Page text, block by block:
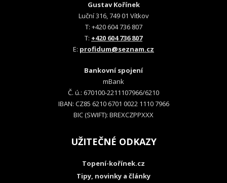
Gustav Kořínek
Luční 316, 749 01 Vítkov
T: +420 604 736 807
T: +420 604 736 807
E: profidum@seznam.cz
Bankovní spojení
mBank
Č. ú.: 670100-2211107966/6210
IBAN: CZ85 6210 6701 0022 1110 7966
BIC (SWIFT): BREXCZPPXXX
UŽITEČNÉ ODKAZY
Topení-kořínek.cz
Tipy, novinky a články